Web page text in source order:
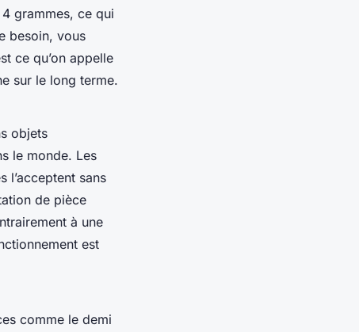
grammes, ce qui
besoin, vous
ce qu’on appelle
sur le long terme.
objets
le monde. Les
l’acceptent sans
de pièce
à une
est
comme le demi